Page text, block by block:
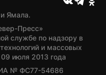
Ямала.
Пресс»
службе по надзору в
и массовых
июля 2013 года
ИА № ФС77-54686